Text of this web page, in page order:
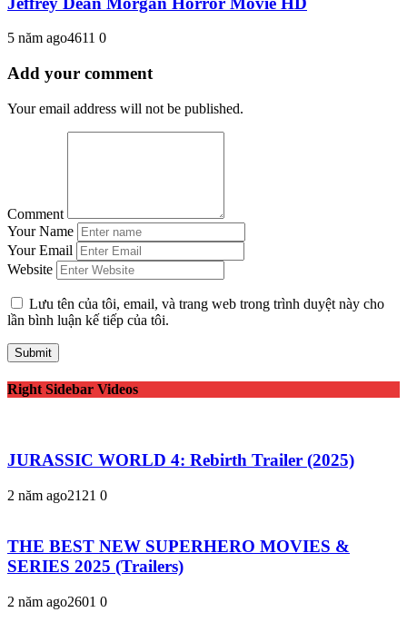
5 năm ago4611 0
Add your comment
Your email address will not be published.
Comment
Your Name
Your Email
Website
Lưu tên của tôi, email, và trang web trong trình duyệt này cho
lần bình luận kế tiếp của tôi.
Right Sidebar Videos
JURASSIC WORLD 4: Rebirth Trailer (2025)
2 năm ago2121 0
THE BEST NEW SUPERHERO MOVIES &
SERIES 2025 (Trailers)
2 năm ago2601 0